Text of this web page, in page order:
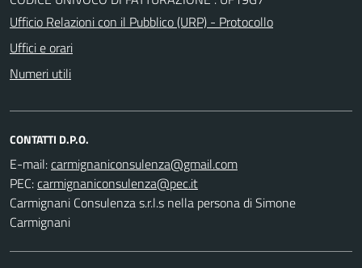
Ufficio Relazioni con il Pubblico (URP) - Protocollo
Uffici e orari
Numeri utili
CONTATTI D.P.O.
E-mail:
PEC:
Carmignani Consulenza s.r.l.s nella persona di Simone
Carmignani